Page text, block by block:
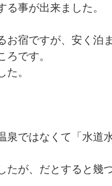
事が出来ました。
お宿ですが、安く泊
です。
。
ではなくて「水道
が、だとすると幾